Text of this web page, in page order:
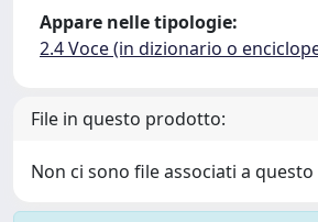
Appare nelle tipologie:
2.4 Voce (in dizionario o
File in questo prodotto:
Non ci sono file associati a